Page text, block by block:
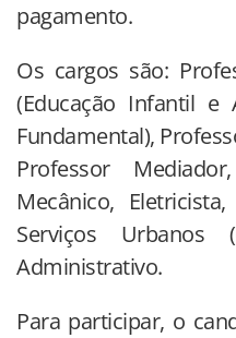
pagamento.
Os cargos são:
(Educação Infantil e
Fundamental),
Professor
Mecânico,
Serviços Urbanos
Administrativo.
Para participar, o